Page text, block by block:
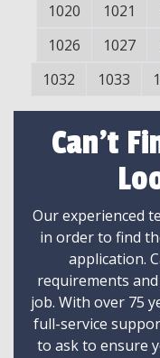
1020
1021
1026
1027
1032
1033
Can't
Our experienced
in order to find
application.
requirements
job. With over 75
full-service
to ask to ensure